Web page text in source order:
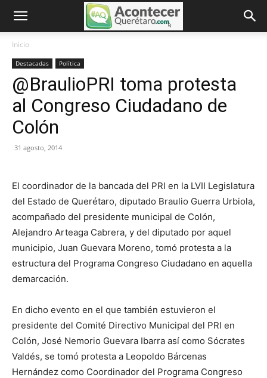
Inicio
Destacadas Política
@BraulioPRI toma protesta
al Congreso Ciudadano de
Colón
31 agosto, 2014
El coordinador de la bancada del PRI en la LVII Legislatura
del Estado de Querétaro, diputado Braulio Guerra Urbiola,
acompañado del presidente municipal de Colón,
Alejandro Arteaga Cabrera, y del diputado por aquel
municipio, Juan Guevara Moreno, tomó protesta a la
estructura del Programa Congreso Ciudadano en aquella
demarcación.
En dicho evento en el que también estuvieron el
presidente del Comité Directivo Municipal del PRI en
Colón, José Nemorio Guevara Ibarra así como Sócrates
Valdés, se tomó protesta a Leopoldo Bárcenas
Hernández como Coordinador del Programa Congreso